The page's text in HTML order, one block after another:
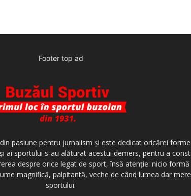
Footer top ad
pasiune pentru jurnalism şi este dedicat oricărei
ai sportului s-au alăturat acestui demers, pentru a
despre orice legat de sport, însă atenţie: nicio
magnifică, palpitantă, veche de când lumea dar
sportului.